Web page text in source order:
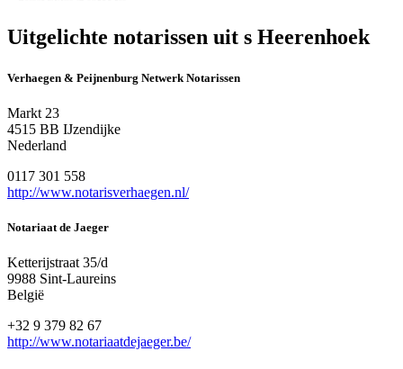
Uitgelichte notarissen uit s Heerenhoek
Verhaegen & Peijnenburg Netwerk Notarissen
Markt 23
4515 BB IJzendijke
Nederland
0117 301 558
http://www.notarisverhaegen.nl/
Notariaat de Jaeger
Ketterijstraat 35/d
9988 Sint-Laureins
België
+32 9 379 82 67
http://www.notariaatdejaeger.be/